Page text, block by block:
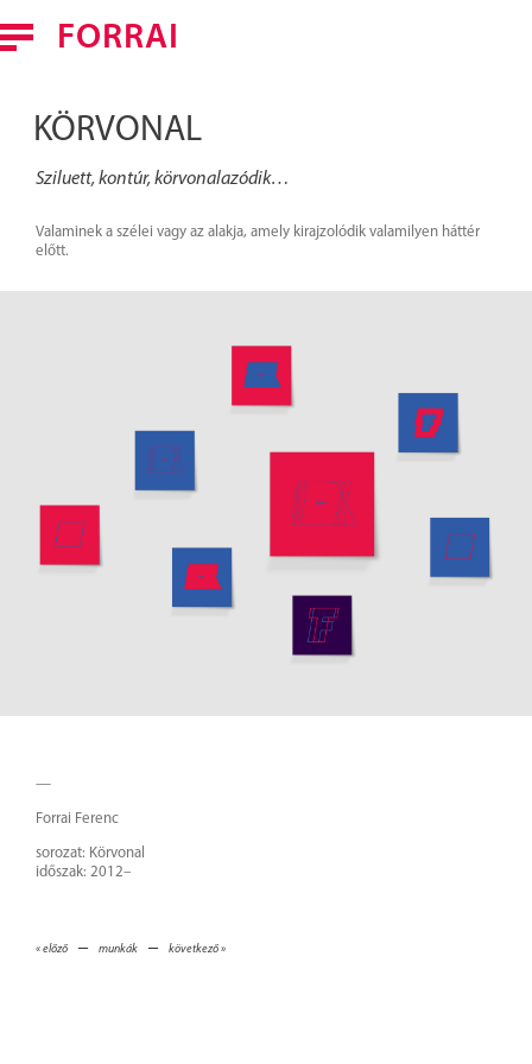
FORRAI
KÖRVONAL
Sziluett, kontúr, körvonalazódik…
Valaminek a szélei vagy az alakja, amely kirajzolódik valamilyen háttér
előtt.
—
Forrai Ferenc
sorozat: Körvonal
időszak: 2012–
« előző – munkák – következő »